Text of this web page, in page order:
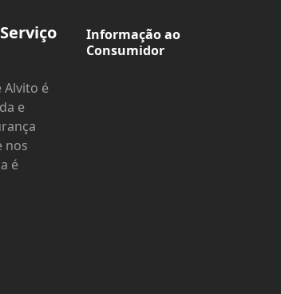
Alvito é
e
nos
é
Informação ao
Consumidor